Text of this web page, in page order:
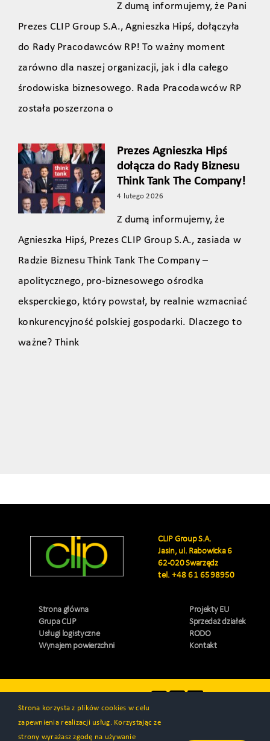
Z dumą informujemy, że Pani
Prezes CLIP Group S.A., Agnieszka Hipś, dołączyła
do Rady Pracodawców RP! To ważny moment
zarówno dla naszej organizacji, jak i dla całego
środowiska biznesowego. Rada Pracodawców RP
została poszerzona o
Prezes Agnieszka Hipś
dołącza do Rady Biznesu
Think Tank The Company!
4 lutego 2026
Z dumą informujemy, że
Agnieszka Hipś, Prezes CLIP Group S.A., zasiada w
Radzie Biznesu Think Tank The Company –
apolitycznego, pro‑biznesowego ośrodka
eksperckiego, który powstał, by realnie wzmacniać
konkurencyjność polskiej gospodarki. Dlaczego to
ważne? Think
CLIP Group S.A.
Jasin, ul. Rabowicka 6
62-020 Swarzędz
tel.+48 61 6598950
Strona główna
Grupa CLIP
Usługi logistyczne
Wynajem powierzchni
Projekty EU
Sprzedaż działek
RODO
Kontakt
Strona korzysta z plików cookies w celu
zapewnienia realizacji usług. Korzystając ze
strony wyrażasz zgodę na używanie